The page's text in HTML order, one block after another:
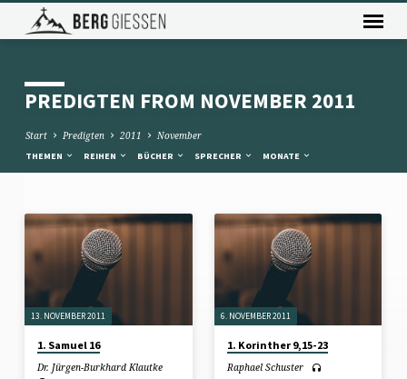
PREDIGTEN FROM NOVEMBER 2011
Start Predigten 2011 November
THEMEN REIHEN BÜCHER SPRECHER MONATE
PREDIGTEN
FROM
NOVEMBER
2011
13. NOVEMBER 2011
1. Samuel 16
Dr. Jürgen-Burkhard Klautke
6. NOVEMBER 2011
1. Korinther 9,15-23
Raphael Schuster